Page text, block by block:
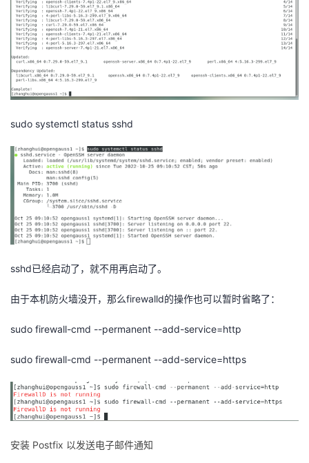
sudo systemctl status sshd
sshd已经启动了，就不用再启动了。
由于本机防火墙没开，那么firewalld的操作也可以暂时省略了：
sudo firewall-cmd --permanent --add-service=http
sudo firewall-cmd --permanent --add-service=https
安装 Postfix 以发送电子邮件通知